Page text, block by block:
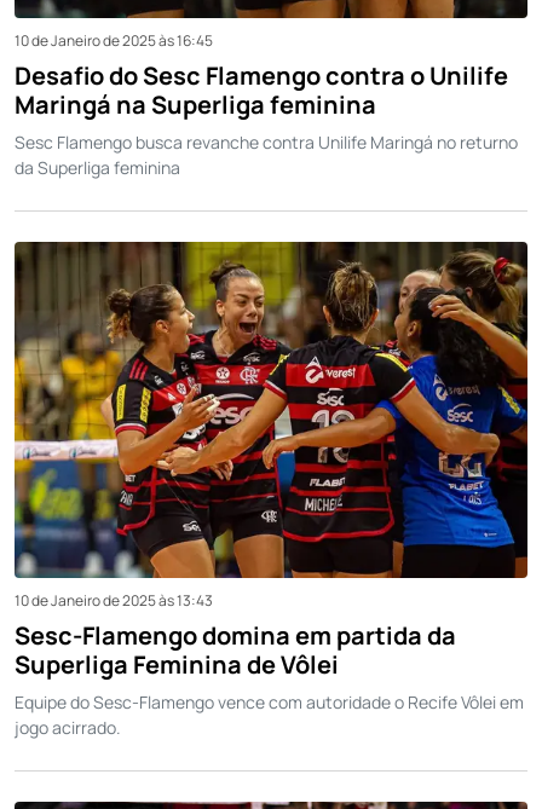
10 de Janeiro de 2025 às 16:45
Desafio do Sesc Flamengo contra o Unilife
Maringá na Superliga feminina
Sesc Flamengo busca revanche contra Unilife Maringá no returno
da Superliga feminina
10 de Janeiro de 2025 às 13:43
Sesc-Flamengo domina em partida da
Superliga Feminina de Vôlei
Equipe do Sesc-Flamengo vence com autoridade o Recife Vôlei em
jogo acirrado.